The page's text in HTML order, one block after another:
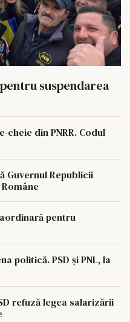
suspendarea
cheie din PNRR. Codul
Guvernul Republicii
pentru
politică. PSD și PNL, la
refuză legea salarizării